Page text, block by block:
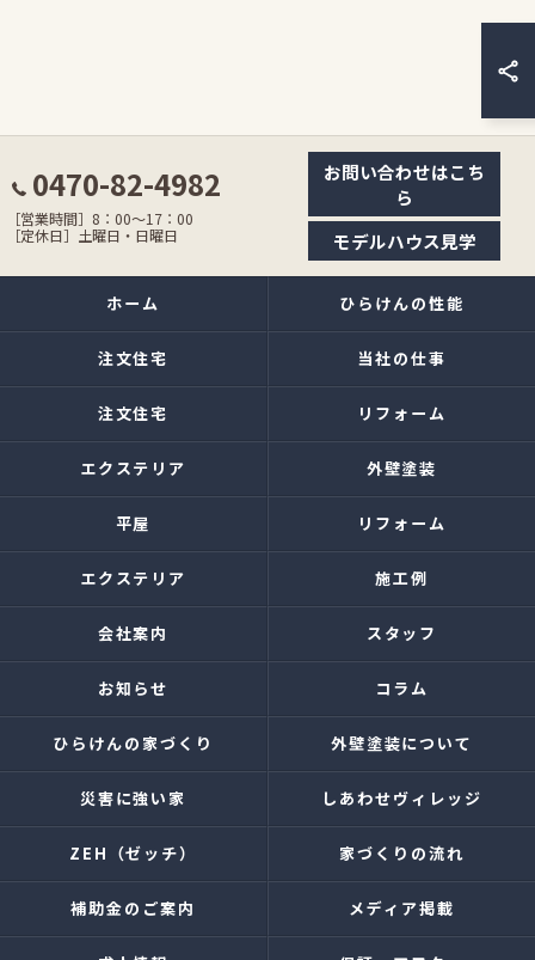
0470-82-4982
［営業時間］8：00〜17：00
［定休日］土曜日・日曜日
お問い合わせはこち
ら
モデルハウス見学
ホーム ひらけんの性能
注文住宅 当社の仕事
注文住宅 リフォーム
エクステリア 外壁塗装
平屋 リフォーム
エクステリア 施工例
会社案内 スタッフ
お知らせ コラム
ひらけんの家づくり 外壁塗装について
災害に強い家 しあわせヴィレッジ
ZEH（ゼッチ） 家づくりの流れ
補助金のご案内 メディア掲載